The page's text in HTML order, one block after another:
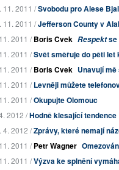
11. 2011 /Svobodu pro Alese
11. 2011 /Jefferson County v
2011 /Boris Cvek Respektse
2011 /Svět směřuje do pěti
2011 /Boris Cvek Unavují
2011 /Levněji můžete
2011 /Okupujte Olomouc
2012 /Hodně klesající tendence
4. 2012 /Zprávy, které nemají
2011 /Petr Wagner
2011 /Výzva ke splnění